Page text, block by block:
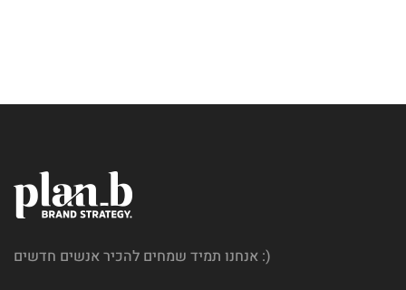
אנחנו תמיד שמחים להכיר אנשים חדשים :)